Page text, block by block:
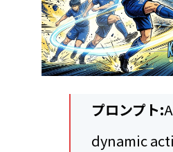
プロンプト:
dynamic